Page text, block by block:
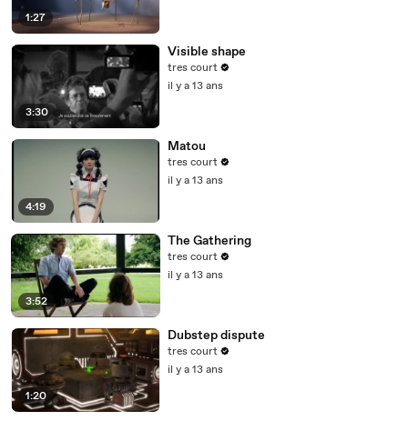
1:27
3:30
Visible shape
tres court
il y a 13 ans
4:19
Matou
tres court
il y a 13 ans
3:52
The Gathering
tres court
il y a 13 ans
1:20
Dubstep dispute
tres court
il y a 13 ans